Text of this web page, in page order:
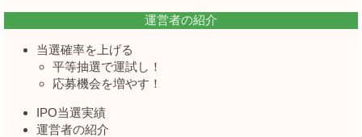
運営者の紹介
当選確率を上げる
平等抽選で運試し！
応募機会を増やす！
IPO当選実績
運営者の紹介